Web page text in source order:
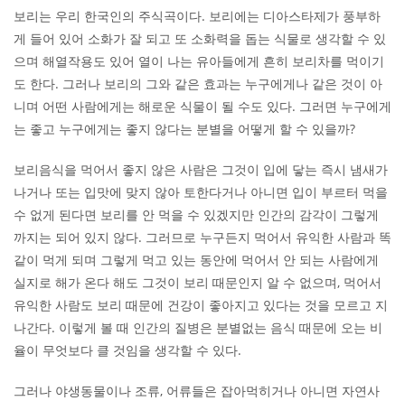
보리는 우리 한국인의 주식곡이다. 보리에는 디아스타제가 풍부하
게 들어 있어 소화가 잘 되고 또 소화력을 돕는 식물로 생각할 수 있
으며 해열작용도 있어 열이 나는 유아들에게 흔히 보리차를 먹이기
도 한다. 그러나 보리의 그와 같은 효과는 누구에게나 같은 것이 아
니며 어떤 사람에게는 해로운 식물이 될 수도 있다. 그러면 누구에게
는 좋고 누구에게는 좋지 않다는 분별을 어떻게 할 수 있을까?
보리음식을 먹어서 좋지 않은 사람은 그것이 입에 닿는 즉시 냄새가
나거나 또는 입맛에 맞지 않아 토한다거나 아니면 입이 부르터 먹을
수 없게 된다면 보리를 안 먹을 수 있겠지만 인간의 감각이 그렇게
까지는 되어 있지 않다. 그러므로 누구든지 먹어서 유익한 사람과 똑
같이 먹게 되며 그렇게 먹고 있는 동안에 먹어서 안 되는 사람에게
실지로 해가 온다 해도 그것이 보리 때문인지 알 수 없으며, 먹어서
유익한 사람도 보리 때문에 건강이 좋아지고 있다는 것을 모르고 지
나간다. 이렇게 볼 때 인간의 질병은 분별없는 음식 때문에 오는 비
율이 무엇보다 클 것임을 생각할 수 있다.
그러나 야생동물이나 조류, 어류들은 잡아먹히거나 아니면 자연사